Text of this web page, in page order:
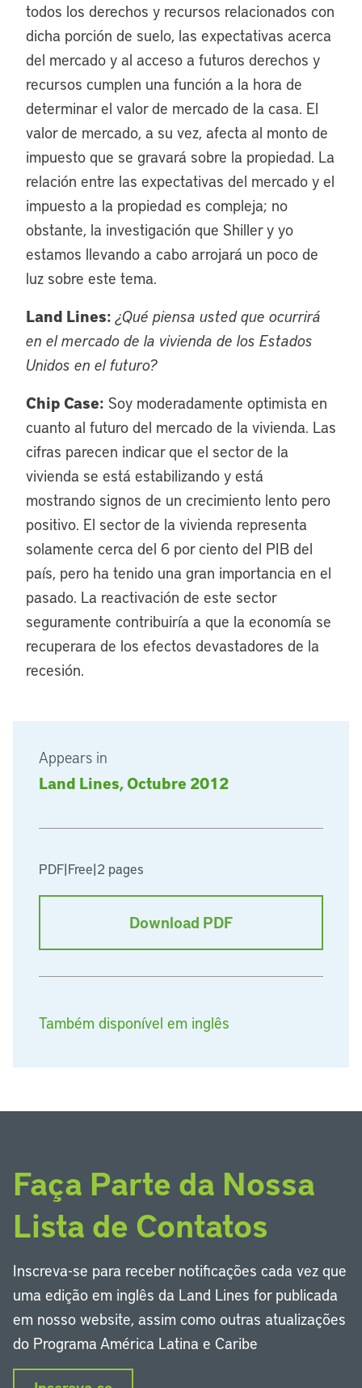
Appears in
Land Lines, Octubre 2012
PDF|Free|2 pages
Download PDF
Também disponível em inglês
todos los derechos y recursos relacionados con
dicha porción de suelo, las expectativas acerca
del mercado y al acceso a futuros derechos y
recursos cumplen una función a la hora de
determinar el valor de mercado de la casa. El
valor de mercado, a su vez, afecta al monto de
impuesto que se gravará sobre la propiedad. La
relación entre las expectativas del mercado y el
impuesto a la propiedad es compleja; no
obstante, la investigación que Shiller y yo
estamos llevando a cabo arrojará un poco de
luz sobre este tema.
Land Lines: ¿Qué piensa usted que ocurrirá
en el mercado de la vivienda de los Estados
Unidos en el futuro?
Chip Case: Soy moderadamente optimista en
cuanto al futuro del mercado de la vivienda. Las
cifras parecen indicar que el sector de la
vivienda se está estabilizando y está
mostrando signos de un crecimiento lento pero
positivo. El sector de la vivienda representa
solamente cerca del 6 por ciento del PIB del
país, pero ha tenido una gran importancia en el
pasado. La reactivación de este sector
seguramente contribuiría a que la economía se
recuperara de los efectos devastadores de la
recesión.
Faça Parte da Nossa
Lista de Contatos
Inscreva-se para receber notificações cada vez que
uma edição em inglês da Land Lines for publicada
em nosso website, assim como outras atualizações
do Programa América Latina e Caribe